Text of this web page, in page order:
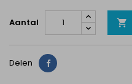
Aantal 
Delen Delen